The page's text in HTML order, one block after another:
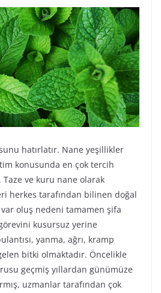
hatırlatır. Nane yeşillikler
konusunda en çok tercih
Taze ve kuru nane olarak
herkes tarafından bilinen doğal
var oluş nedeni tamamen şifa
kusursuz yerine
yanma, ağrı, kramp
bitki olmaktadır. Öncelikle
geçmiş yıllardan günümüze
uzmanlar tarafından çok